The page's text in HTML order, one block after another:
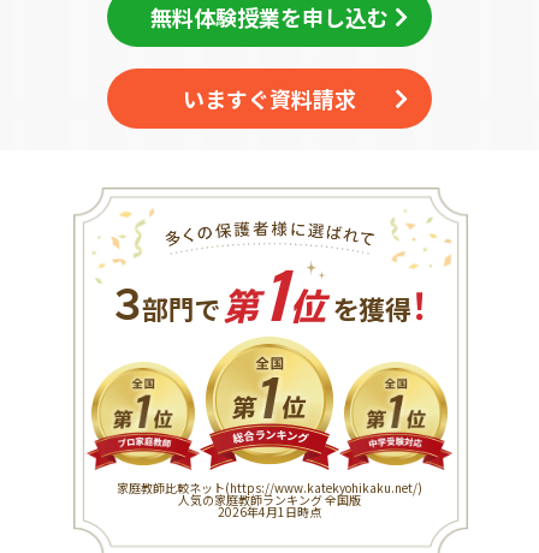
無料体験授業を申し込む
いますぐ資料請求
３部門で 第1位を獲得！
家庭教師比較ネット(https://www.katekyohikaku.net/)
人気の家庭教師ランキング 全国版
2026年4月1日時点